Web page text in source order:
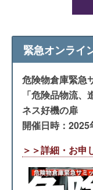
緊急オンライ
危険物倉庫緊急
「危険品物流
ネス好機の扉
開催日時：2025
＞＞詳細・お申